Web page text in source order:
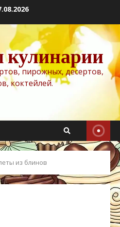
пирожных, десертов,
коктейлей.
из блинов